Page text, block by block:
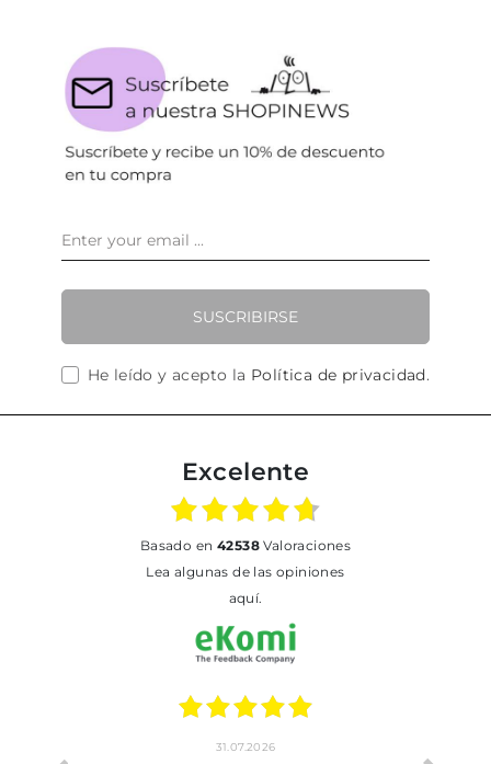
SUSCRIBIRSE
He leído y acepto la Política de privacidad.
Excelente
basado en 42538Valoraciones
Lea algunas de las opiniones
aquí.
17.07.2026